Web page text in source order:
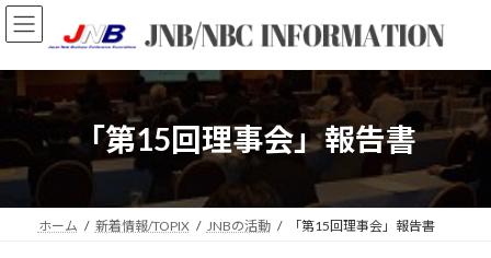
コ
ン
ン
キ
ッ
プ
ナ
ビ
ー
に
移
動
「第15回理事会」報告書
ホーム 新着情報/TOPIX JNBの活動 「第15回理事会」報告書